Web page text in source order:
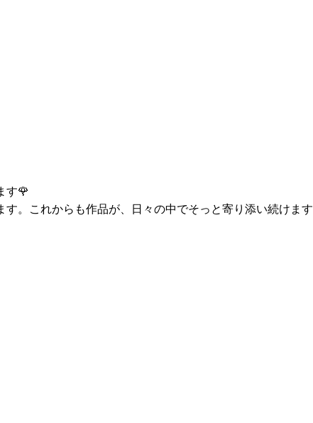
す🌹
。これからも作品が、日々の中でそっと寄り添い続けます